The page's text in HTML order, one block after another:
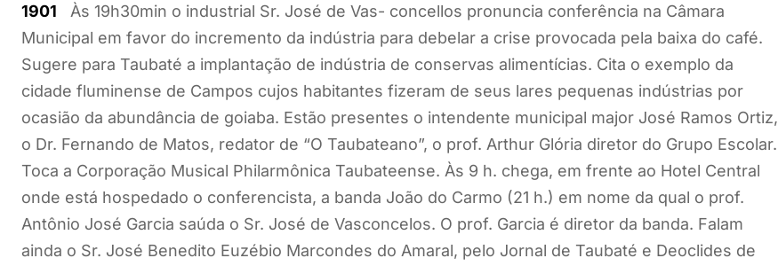
1901 Às 19h30min o industrial Sr. José de Vas- concellos pronuncia conferência na Câmara
Municipal em favor do incremento da indústria para debelar a crise provocada pela baixa do café.
Sugere para Taubaté a implantação de indústria de conservas alimentícias. Cita o exemplo da
cidade fluminense de Campos cujos habitantes fizeram de seus lares pequenas indústrias por
ocasião da abundância de goiaba. Estão presentes o intendente municipal major José Ramos Ortiz,
o Dr. Fernando de Matos, redator de “O Taubateano”, o prof. Arthur Glória diretor do Grupo Escolar.
Toca a Corporação Musical Philarmônica Taubateense. Às 9 h. chega, em frente ao Hotel Central
onde está hospedado o conferencista, a banda João do Carmo (21 h.) em nome da qual o prof.
Antônio José Garcia saúda o Sr. José de Vasconcelos. O prof. Garcia é diretor da banda. Falam
ainda o Sr. José Benedito Euzébio Marcondes do Amaral, pelo Jornal de Taubaté e Deoclides de